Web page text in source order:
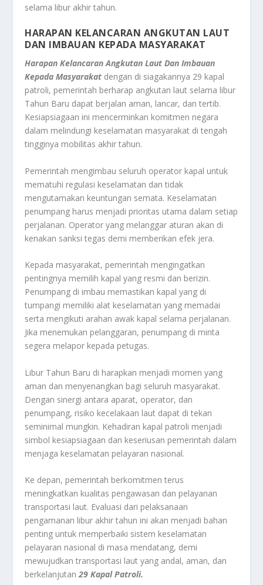
selama libur akhir tahun.
HARAPAN KELANCARAN ANGKUTAN LAUT
DAN IMBAUAN KEPADA MASYARAKAT
Harapan Kelancaran Angkutan Laut Dan Imbauan
Kepada Masyarakat dengan di siagakannya 29 kapal
patroli, pemerintah berharap angkutan laut selama libur
Tahun Baru dapat berjalan aman, lancar, dan tertib.
Kesiapsiagaan ini mencerminkan komitmen negara
dalam melindungi keselamatan masyarakat di tengah
tingginya mobilitas akhir tahun.
Pemerintah mengimbau seluruh operator kapal untuk
mematuhi regulasi keselamatan dan tidak
mengutamakan keuntungan semata. Keselamatan
penumpang harus menjadi prioritas utama dalam setiap
perjalanan. Operator yang melanggar aturan akan di
kenakan sanksi tegas demi memberikan efek jera.
Kepada masyarakat, pemerintah mengingatkan
pentingnya memilih kapal yang resmi dan berizin.
Penumpang di imbau memastikan kapal yang di
tumpangi memiliki alat keselamatan yang memadai
serta mengikuti arahan awak kapal selama perjalanan.
Jika menemukan pelanggaran, penumpang di minta
segera melapor kepada petugas.
Libur Tahun Baru di harapkan menjadi momen yang
aman dan menyenangkan bagi seluruh masyarakat.
Dengan sinergi antara aparat, operator, dan
penumpang, risiko kecelakaan laut dapat di tekan
seminimal mungkin. Kehadiran kapal patroli menjadi
simbol kesiapsiagaan dan keseriusan pemerintah dalam
menjaga keselamatan pelayaran nasional.
Ke depan, pemerintah berkomitmen terus
meningkatkan kualitas pengawasan dan pelayanan
transportasi laut. Evaluasi dari pelaksanaan
pengamanan libur akhir tahun ini akan menjadi bahan
penting untuk memperbaiki sistem keselamatan
pelayaran nasional di masa mendatang, demi
mewujudkan transportasi laut yang andal, aman, dan
berkelanjutan29 Kapal Patroli.